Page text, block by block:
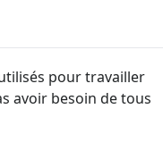
pour travailler
avoir besoin de tous